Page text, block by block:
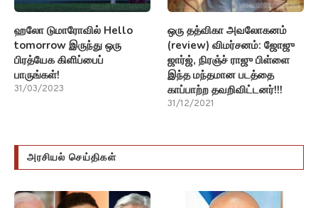
ஹலோ டுமாரோவில் Hello
tomorrow இருந்து ஒரு
பிரத்யேக கிளிப்பைப்
பாருங்கள்!
31/03/2023
ஒரு தத்விகா அவலோகனம்
(review) விமர்சனம்: ஜோஜு
ஜார்ஜ், நிரஞ்ச் ராஜு பிள்ளை
இந்த மந்தமான படத்தை
காப்பாற்ற தவறிவிட்டனர்!!!
31/12/2021
அரசியல் செய்திகள்